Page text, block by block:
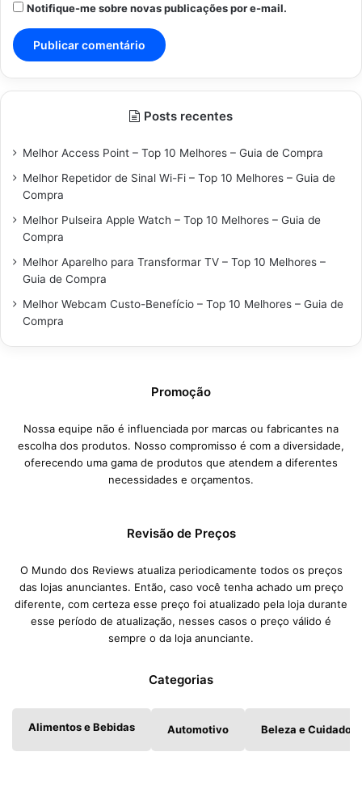
Notifique-me sobre novas publicações por e-mail.
Posts recentes
Melhor Access Point – Top 10 Melhores – Guia de Compra
Melhor Repetidor de Sinal Wi-Fi – Top 10 Melhores – Guia de
Compra
Melhor Pulseira Apple Watch – Top 10 Melhores – Guia de
Compra
Melhor Aparelho para Transformar TV – Top 10 Melhores –
Guia de Compra
Melhor Webcam Custo-Benefício – Top 10 Melhores – Guia de
Compra
Promoção
Nossa equipe não é influenciada por marcas ou fabricantes na
escolha dos produtos. Nosso compromisso é com a diversidade,
oferecendo uma gama de produtos que atendem a diferentes
necessidades e orçamentos.
Revisão de Preços
O Mundo dos Reviews atualiza periodicamente todos os preços
das lojas anunciantes. Então, caso você tenha achado um preço
diferente, com certeza esse preço foi atualizado pela loja durante
esse período de atualização, nesses casos o preço válido é
sempre o da loja anunciante.
Categorias
Alimentos e Bebidas Automotivo Beleza e Cuidados